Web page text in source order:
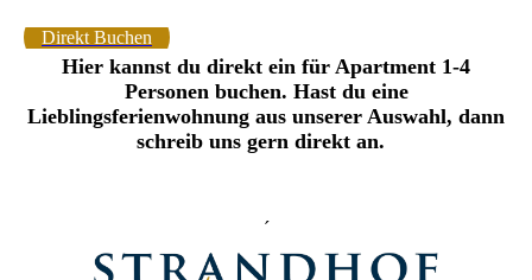
Direkt Buchen
Hier kannst du direkt ein für Apartment 1-4
Personen buchen. Hast du eine
Lieblingsferienwohnung aus unserer Auswahl, dann
schreib uns gern direkt an.
´